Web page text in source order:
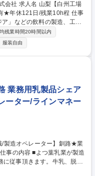
州工場
休121日/残業10h程 仕事
」などの飲料の製造、工場
効率･働きやすい環境づくり
主体的に運営に携われま
管理,品種毎の調整,メンテナ
けた改善活動,設備の検討や
業生産化に向けた製造技術
･整備の実施 ■プログラムに
募集職種 山梨
社宅制度有★年休121日/残業
残業時間20時間以内
服装自由
業務用乳製品シェア
ーター/ラインマネー
に従事頂きます。牛乳、脱脂
となります。 ■根釧工